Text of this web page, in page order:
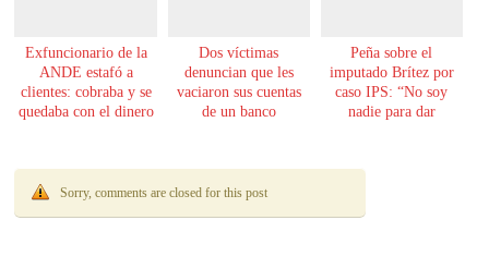
Exfuncionario de la
ANDE estafó a
clientes: cobraba y se
quedaba con el dinero
Dos víctimas
denuncian que les
vaciaron sus cuentas
de un banco
Peña sobre el
imputado Brítez por
caso IPS: “No soy
nadie para dar
Sorry, comments are closed for this post